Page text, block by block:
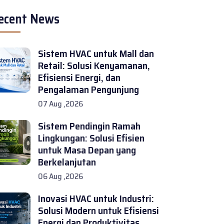
News
Sistem HVAC untuk Mall dan
Retail: Solusi Kenyamanan,
Efisiensi Energi, dan
Pengalaman Pengunjung
07 Aug ,2026
Sistem Pendingin Ramah
Lingkungan: Solusi Efisien
untuk Masa Depan yang
Berkelanjutan
06 Aug ,2026
Inovasi HVAC untuk Industri:
Solusi Modern untuk Efisiensi